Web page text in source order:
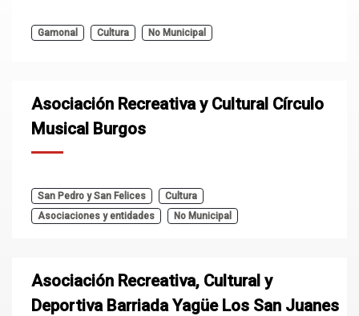
Gamonal Cultura No Municipal
Asociación Recreativa y Cultural Círculo
Musical Burgos
San Pedro y San Felices
Cultura
Asociaciones y entidades
No Municipal
Asociación Recreativa, Cultural y
Deportiva Barriada Yagüe Los San Juanes